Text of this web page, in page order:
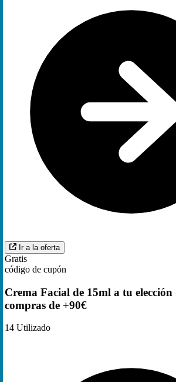
Ir a la oferta
Gratis
código de cupón
Crema Facial de 15ml a tu
compras de +90€
14 Utilizado